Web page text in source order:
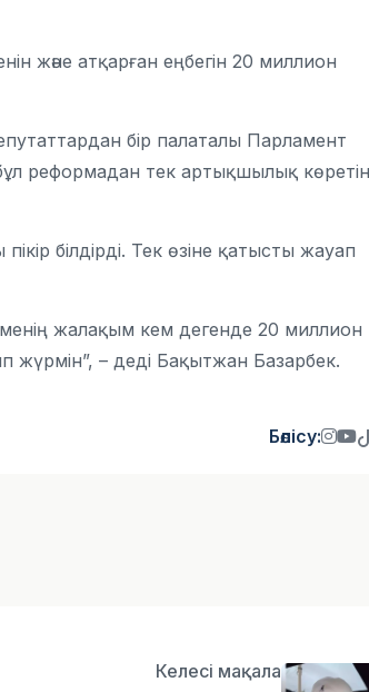
және атқарған еңбегін 20 миллион
бір палаталы Парламент
реформадан тек артықшылық
білдірді. Тек өзіне қатысты жауап
жалақым кем дегенде 20 миллион
– деді Бақытжан Базарбек.
Бөлісу:
Келесі мақала